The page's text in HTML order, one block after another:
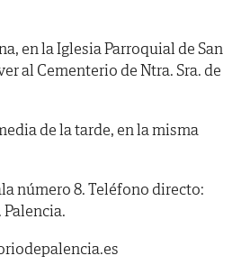
en la Iglesia Parroquial de San
al Cementerio de Ntra. Sra. de
de la tarde, en la misma
número 8. Teléfono directo: